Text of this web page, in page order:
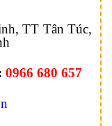
TT Tân Túc,
0966 680 657